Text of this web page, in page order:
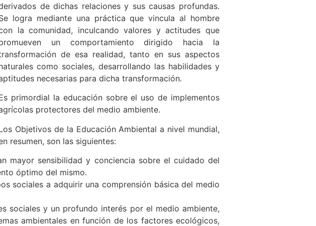
de dichas relaciones y sus causas profundas.
logra mediante una práctica que vincula al hombre
la comunidad, inculcando valores y actitudes que
un comportamiento dirigido hacia la
de esa realidad, tanto en sus aspectos
como sociales, desarrollando las habilidades y
necesarias para dicha transformación.
primordial la educación sobre el uso de implementos
protectores del medio ambiente.
Objetivos de la Educación Ambiental a nivel mundial,
resumen, son las siguientes:
mayor sensibilidad y conciencia sobre el cuidado del
óptimo del mismo.
sociales a adquirir una comprensión básica del medio
sociales y un profundo interés por el medio ambiente,
ambientales en función de los factores ecológicos,